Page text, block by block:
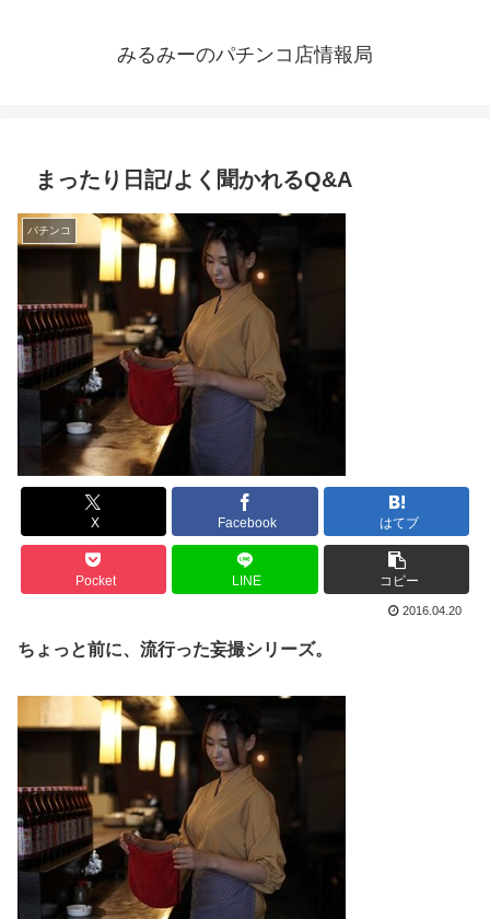
みるみーのパチンコ店情報局
まったり日記/よく聞かれるQ&A
パチンコ
X Facebook はてブ
Pocket LINE コピー
2016.04.20
ちょっと前に、流行った妄撮シリーズ。